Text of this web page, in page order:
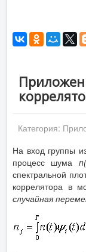
Категория:
На вход группы
процесс шума n(
спектральной
коррелятора в
случайная